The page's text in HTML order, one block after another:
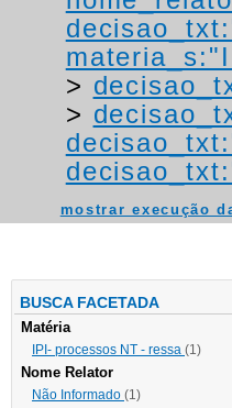
>
>
mostrar execução
BUSCA FACETADA
Matéria
IPI- processos NT - ressa (1)
Nome Relator
Não Informado (1)